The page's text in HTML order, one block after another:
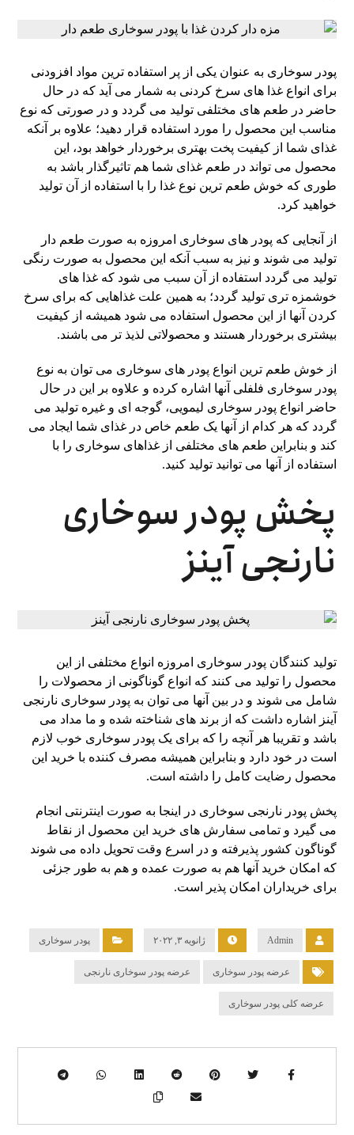
پودر سوخاری به عنوان یکی از پر استفاده ترین مواد افزودنی
برای انواع غذا های سرخ کردنی به شمار می‌ آید که در حال
حاضر در طعم های مختلفی تولید می گردد و در صورتی که نوع
مناسب این محصول را مورد استفاده قرار دهید؛ علاوه بر آنکه
غذای شما از کیفیت پخت بهتری برخوردار خواهد بود، این
محصول می تواند در طعم غذای شما هم تاثیرگذار باشد به
طوری که خوش طعم ترین نوع غذا را با استفاده از آن تولید
خواهید کرد.
از آنجایی که پودر های سوخاری امروزه به صورت طعم‌ دار
تولید می‌ شوند و نیز به سبب آنکه این محصول به صورت رنگی
تولید می گردد استفاده از آن سبب می‌ شود که غذا های
خوشمزه تری تولید گردد؛ به همین علت غذاهایی که برای سرخ
کردن آنها از این محصول استفاده می شود همیشه از کیفیت
بیشتری برخوردار هستند و محصولاتی لذیذ تر می باشند.
از خوش طعم ترین انواع پودر های سوخاری می‌ توان به نوع
پودر سوخاری فلفلی آنها اشاره کرده و علاوه بر این در حال
حاضر انواع پودر سوخاری لیمویی، گوجه ای و غیره تولید می
گردد که هر کدام از آنها یک طعم خاص در غذای شما ایجاد می
کند و بنابراین طعم های مختلفی از غذاهای سوخاری را با
استفاده از آنها می توانید تولید کنید.
پخش پودر سوخاری
نارنجی آینز
تولید کنندگان پودر سوخاری امروزه انواع مختلفی از این
محصول را تولید می‌ کنند که انواع گوناگونی از محصولات را
شامل می‌ شوند و در بین آنها می‌ توان به پودر سوخاری نارنجی
آینز اشاره داشت که از برند های شناخته شده و ما مداد می
باشد و تقریبا هر آنچه را که برای یک پودر سوخاری خوب لازم
است در خود دارد و بنابراین همیشه مصرف‌ کننده با خرید این
محصول رضایت کامل را داشته است.
پخش پودر نارنجی سوخاری در اینجا به صورت اینترنتی انجام
می‌ گیرد و تمامی سفارش‌ های خرید این محصول از نقاط
گوناگون کشور پذیرفته و در اسرع وقت تحویل داده می‌ شوند
که امکان خرید آنها هم به صورت عمده و هم به طور جزئی
برای خریداران امکان پذیر است.
Admin ژانویه ۳, ۲۰۲۲ پودر سوخاری
عرضه پودر سوخاری عرضه پودر سوخاری نارنجی
عرضه کلی پودر سوخاری